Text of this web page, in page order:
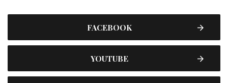
FACEBOOK
YOUTUBE